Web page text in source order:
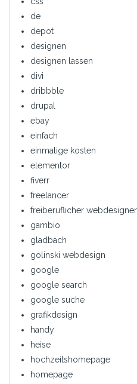
de
depot
designen
designen lassen
divi
dribbble
drupal
ebay
einfach
einmalige kosten
elementor
fiverr
freelancer
freiberuflicher webdesigner
gambio
gladbach
golinski webdesign
google
google search
google suche
grafikdesign
handy
heise
hochzeitshomepage
homepage